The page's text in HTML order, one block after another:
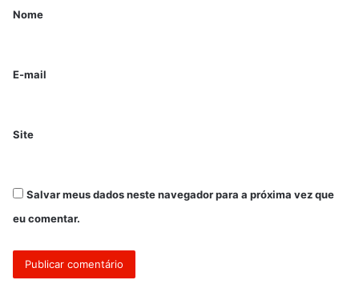
Nome
E-mail
Site
Salvar meus dados neste navegador para a próxima vez que
eu comentar.